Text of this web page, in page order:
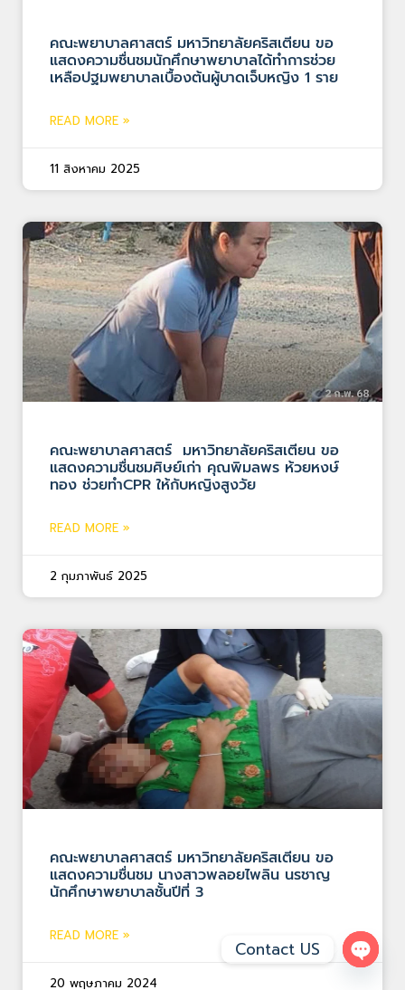
คณะพยาบาลศาสตร์ มหาวิทยาลัยคริสเตียน ขอ
แสดงความชื่นชมนักศึกษาพยาบาลได้ทำการช่วย
เหลือปฐมพยาบาลเบื้องต้นผู้บาดเจ็บหญิง 1 ราย
READ MORE »
11 สิงหาคม 2025
คณะพยาบาลศาสตร์ มหาวิทยาลัยคริสเตียน ขอ
แสดงความชื่นชมศิษย์เก่า คุณพิมลพร ห้วยหงษ์
ทอง ช่วยทำCPR ให้กับหญิงสูงวัย
READ MORE »
2 กุมภาพันธ์ 2025
คณะพยาบาลศาสตร์ มหาวิทยาลัยคริสเตียน ขอ
แสดงความชื่นชม นางสาวพลอยไพลิน นรชาญ
นักศึกษาพยาบาลชั้นปีที่ 3
READ MORE »
20 พฤษภาคม 2024
Contact US